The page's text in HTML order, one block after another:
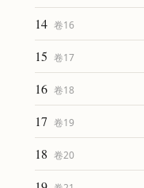
14 卷16
15 卷17
16 卷18
17 卷19
18 卷20